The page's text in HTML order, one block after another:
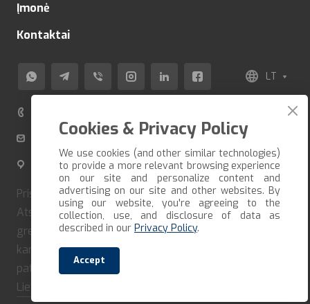
Įmonė
Kontaktai
LT
info@veza-e.lt
Švitrigailos g. 11K-109, LT-03228 Vilnius, Lietuva
Pristatome prekes per trumpiausią įmanomą terminą.
Atsiėmimo galimybė susitarus iš anksto. Jei norite
greitai gauti savo užsakymą, turite jį suformuoti ir iš
karto apmokėti. Mūsų įmonė bendradarbiauja tik su
patikimais vežėjais ir kurjeriais. Pristatome visoje
Lietuvoje.
Cookies & Privacy Policy
We use cookies (and other similar technologies)
to provide a more relevant browsing experience
on our site and personalize content and
advertising on our site and other websites. By
using our website, you're agreeing to the
collection, use, and disclosure of data as
described in our Privacy Policy.
Accept